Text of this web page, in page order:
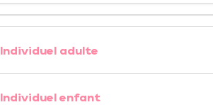
Individuel adulte
Individuel enfant